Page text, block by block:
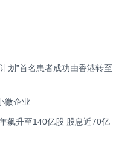
划”首名患者成功由香港转至
微企业
飙升至140亿股 股息近70亿